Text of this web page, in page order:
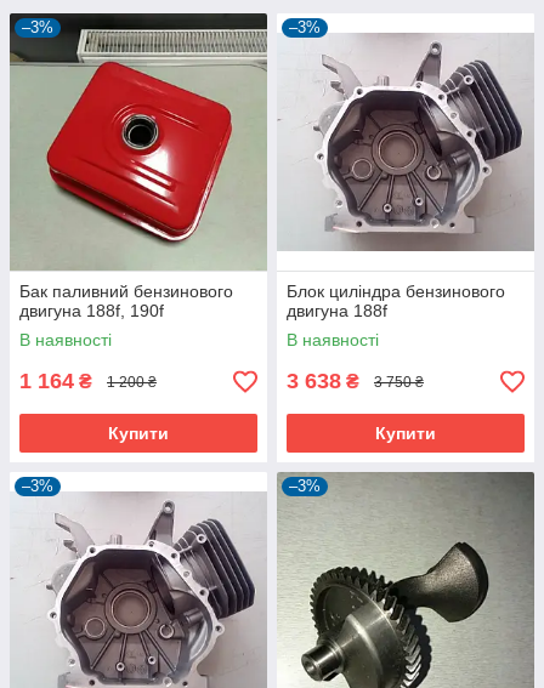
–3%
Бак паливний бензинового
двигуна 188f, 190f
В наявності
1 164 ₴ 1 200 ₴
Купити
–3%
Блок циліндра бензинового
двигуна 188f
В наявності
3 638 ₴ 3 750 ₴
Купити
–3% –3%